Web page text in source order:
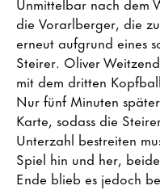
die Vorarlberger, die
erneut aufgrund eines
Steirer. Oliver
mit dem dritten
Nur fünf Minuten
Karte, sodass die
Unterzahl bestreiten
Spiel hin und her,
Ende blieb es jedoch